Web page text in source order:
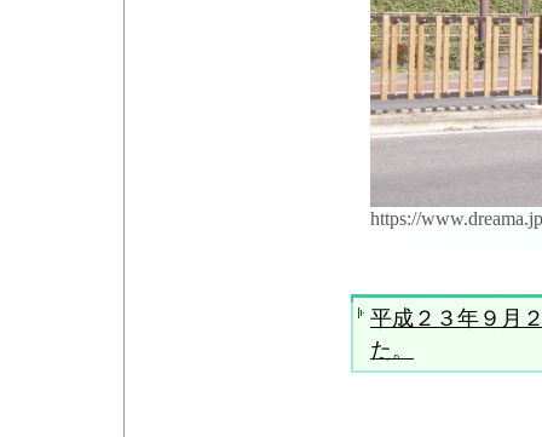
https://
平成２３年９月
た。